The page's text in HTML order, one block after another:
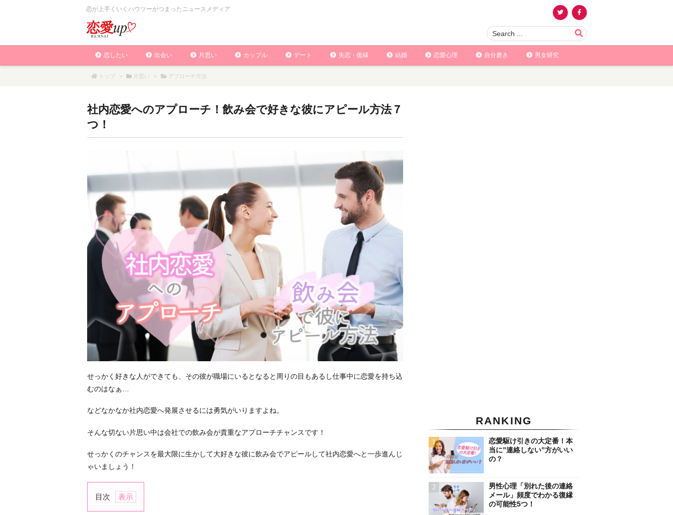
恋が上手くいくハウツーがつまったニュースメディア
恋したい 出会い 片思い カップル デート 失恋・復縁 結婚 恋愛心理 自分磨き 男女研究
トップ > 片思い > アプローチ方法
社内恋愛へのアプローチ！飲み会で好きな彼にアピール方法７
つ！
せっかく好きな人ができても、その彼が職場にいるとなると周りの目もあるし仕事中に恋愛を持ち込
むのはなぁ…
などなかなか社内恋愛へ発展させるには勇気がいりますよね。
そんな切ない片思い中は会社での飲み会が貴重なアプローチチャンスです！
せっかくのチャンスを最大限に生かして大好きな彼に飲み会でアピールして社内恋愛へと一歩進んじ
ゃいましょう！
目次
１.
RANKING
恋愛駆け引きの大定番！本
当に”連絡しない”方がいい
の？
男性心理「別れた後の連絡
メール」頻度でわかる復縁
の可能性5つ！